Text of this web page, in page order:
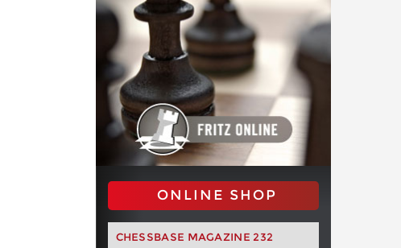
ONLINE SHOP
CHESSBASE MAGAZINE 232